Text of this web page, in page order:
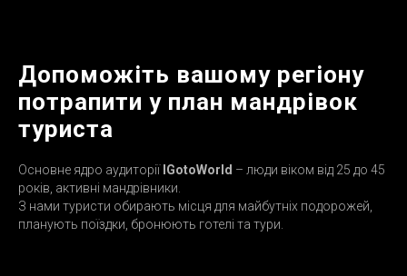
Допоможіть вашому регіону
потрапити у план мандрівок
туриста
Основне ядро аудиторії IGotoWorld – люди віком від 25 до 45
років, активні мандрівники.
З нами туристи обирають місця для майбутніх подорожей,
планують поїздки, бронюють готелі та тури.